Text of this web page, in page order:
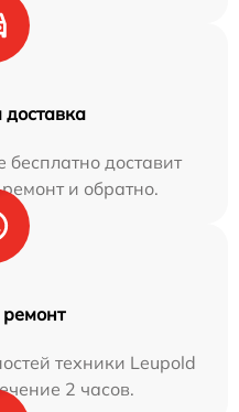
доставка
доставит
и обратно.
техники Leupold
2 часов.